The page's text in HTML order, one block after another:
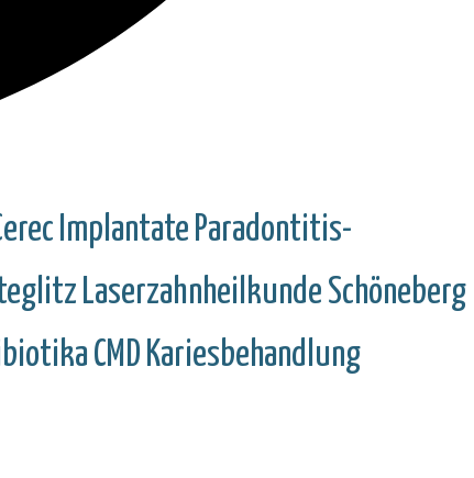
Implantate Paradontitis-
Laserzahnheilkunde Schöneberg
CMD Kariesbehandlung